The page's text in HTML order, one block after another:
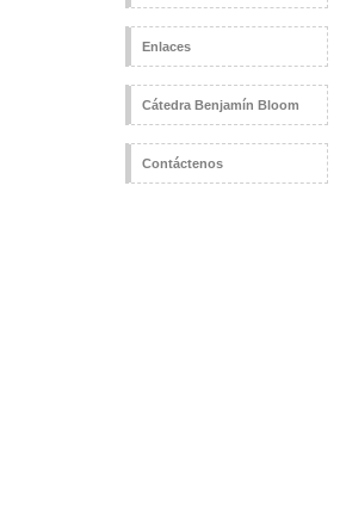
Enlaces
Cátedra Benjamín Bloom
Contáctenos